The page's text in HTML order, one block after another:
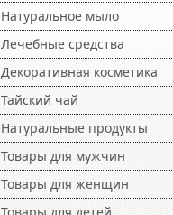
Натуральное мыло
Лечебные средства
Декоративная косметика
Тайский чай
Натуральные продукты
Товары для мужчин
Товары для женщин